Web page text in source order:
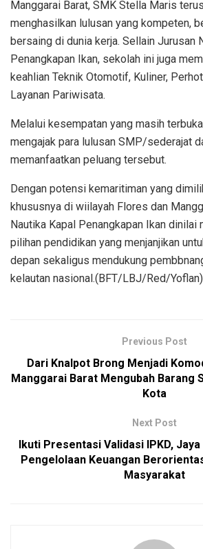
Manggarai Barat, SMK Stella Maris
menghasilkan lulusan yang kompeten,
bersaing di dunia kerja. Sellain Jurusan
Penangkapan Ikan, sekolah ini juga
keahlian Teknik Otomotif, Kuliner,
Layanan Pariwisata.
Melalui kesempatan yang masih
mengajak para lulusan SMP/sederajat
memanfaatkan peluang tersebut.
Dengan potensi kemaritiman yang
khususnya di wiilayah Flores dan
Nautika Kapal Penangkapan Ikan dinilai
pilihan pendidikan yang menjanjikan
depan sekaligus mendukung
kelautan nasional.(BFT/LBJ/Red/Yoflan)
Previous Post
Dari Knalpot Brong Menjadi
Manggarai Barat Mengubah Barang
Kota
Next Post
Ikuti Presentasi Validasi IPKD,
Pengelolaan Keuangan
Masyarakat